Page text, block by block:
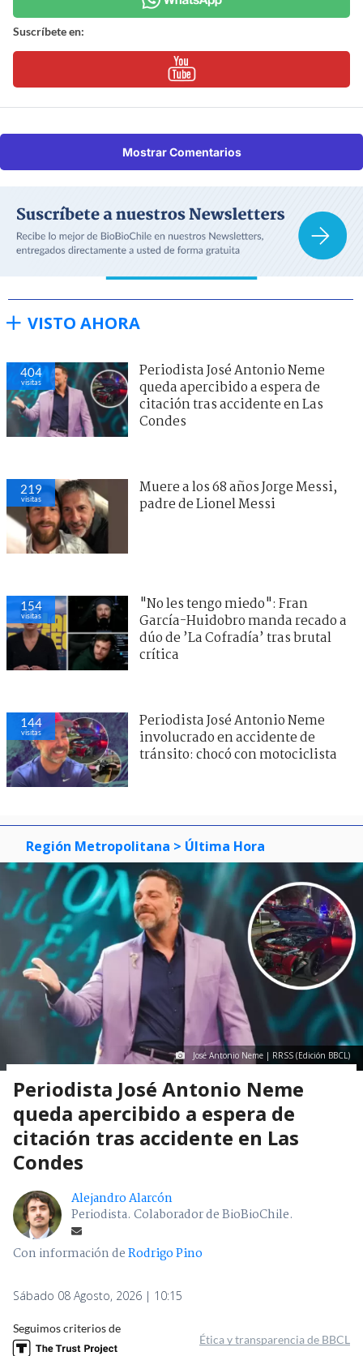
Suscríbete en:
Mostrar Comentarios
VISTO AHORA
404
visitas
Periodista José Antonio Neme
queda apercibido a espera de
citación tras accidente en Las
Condes
219
visitas
Muere a los 68 años Jorge Messi,
padre de Lionel Messi
154
visitas
"No les tengo miedo": Fran
García-Huidobro manda recado a
dúo de ’La Cofradía’ tras brutal
crítica
144
visitas
Periodista José Antonio Neme
involucrado en accidente de
tránsito: chocó con motociclista
Región Metropolitana > Última Hora
José Antonio Neme | RRSS (Edición BBCL)
Periodista José Antonio Neme
queda apercibido a espera de
citación tras accidente en Las
Condes
Alejandro Alarcón
Periodista. Colaborador de BioBioChile.
Con información deRodrigo Pino
Sábado 08 Agosto, 2026 | 10:15
Seguimos criterios de
Ética y transparencia de BBCL